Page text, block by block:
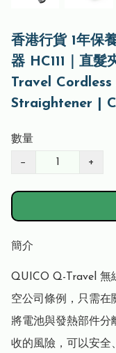
香港行貨 1年保
器 HC111｜直
Travel Cordless
Straightener |
數量
− +
簡介
QUICO Q-Travel 無
空公司條例，只需在
將電池與發熱部件分
收的風險，可以安全